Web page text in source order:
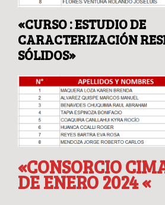
«CURSO : ESTUDIO DE
CARACTERIZACIÓN
SÓLIDOS»
«CONSORCIO
DE ENERO 2024 «